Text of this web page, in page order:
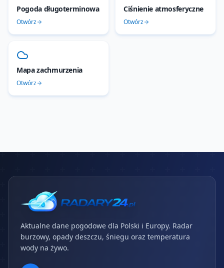
Pogoda długoterminowa
Otwórz
Ciśnienie atmosferyczne
Otwórz
Mapa zachmurzenia
Otwórz
Aktualne dane pogodowe dla Polski i Europy. Radar
burzowy, opady deszczu, śniegu oraz temperatura
wody na żywo.